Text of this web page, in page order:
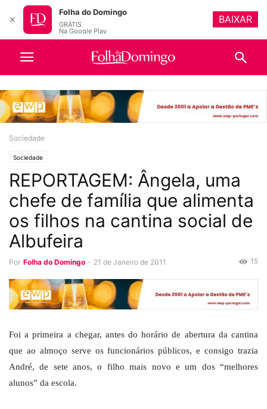
Sociedade
Sociedade
REPORTAGEM: Ângela, uma
chefe de família que alimenta
os filhos na cantina social de
Albufeira
Por Folha do Domingo - 21 de Janeiro de 2011 15
Foi a primeira a chegar, antes do horário de abertura da cantina
que ao almoço serve os funcionários públicos, e consigo trazia
André, de sete anos, o filho mais novo e um dos “melhores
alunos” da escola.
✕
Folha do Domingo
GRÁTIS
Na Google Play
BAIXAR